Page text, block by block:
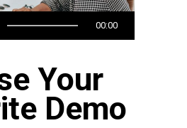
00:00
Your
Demo